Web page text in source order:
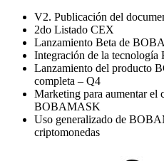
V2. Publicación del
2do Listado CEX
Lanzamiento Beta de
Integración de la tecnología
Lanzamiento del producto
completa – Q4
Marketing para aumentar el
BOBAMASK
Uso generalizado de
criptomonedas